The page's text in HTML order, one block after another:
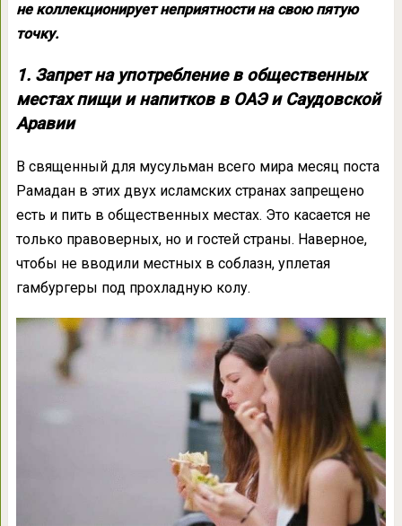
не коллекционирует неприятности на свою пятую
точку.
1. Запрет на употребление в общественных
местах пищи и напитков в ОАЭ и Саудовской
Аравии
В священный для мусульман всего мира месяц поста
Рамадан в этих двух исламских странах запрещено
есть и пить в общественных местах. Это касается не
только правоверных, но и гостей страны. Наверное,
чтобы не вводили местных в соблазн, уплетая
гамбургеры под прохладную колу.